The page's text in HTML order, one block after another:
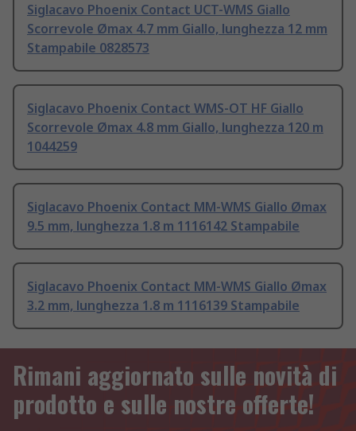
Siglacavo Phoenix Contact UCT-WMS Giallo
Scorrevole Ømax 4.7 mm Giallo, lunghezza 12 mm
Stampabile 0828573
Siglacavo Phoenix Contact WMS-OT HF Giallo
Scorrevole Ømax 4.8 mm Giallo, lunghezza 120 m
1044259
Siglacavo Phoenix Contact MM-WMS Giallo Ømax
9.5 mm, lunghezza 1.8 m 1116142 Stampabile
Siglacavo Phoenix Contact MM-WMS Giallo Ømax
3.2 mm, lunghezza 1.8 m 1116139 Stampabile
Rimani aggiornato sulle novità di
prodotto e sulle nostre offerte!